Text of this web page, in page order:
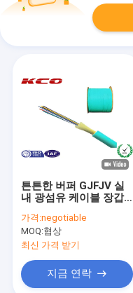
튼튼한 버퍼 GJFJV 실
내 광섬유 케이블 장갑
가격:negotiable
MOQ:협상
최신 가격 받기
지금 연락